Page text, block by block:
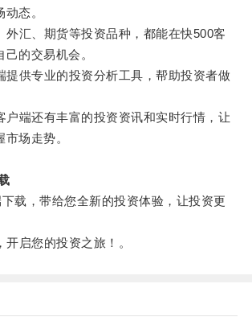
态。
汇、期货等投资品种，都能在快500客
的交易机会。
供专业的投资分析工具，帮助投资者做
端还有丰富的投资资讯和实时行情，让
场走势。
，带给您全新的投资体验，让投资更
启您的投资之旅！。